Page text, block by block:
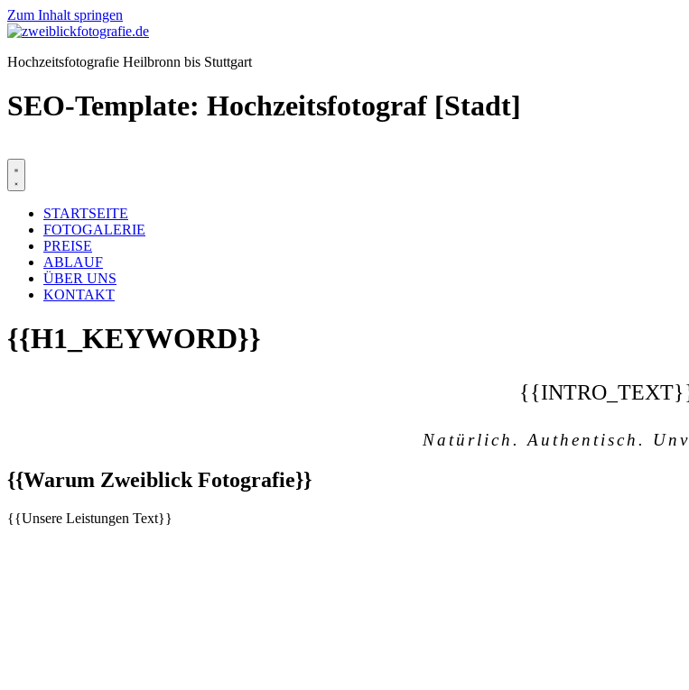
Zum Inhalt springen
Hochzeitsfotografie Heilbronn bis Stuttgart
SEO-Template: Hochzeitsfotograf [Stadt]
STARTSEITE
FOTOGALERIE
PREISE
ABLAUF
ÜBER UNS
KONTAKT
{{H1_KEYWORD}}
Natürlich. Authentisch.
{{Warum Zweiblick Fotografie}}
{{Unsere Leistungen Text}}